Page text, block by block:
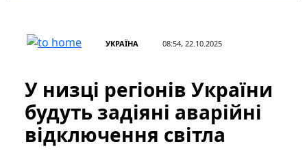
УКРАЇНА 08:54, 22.10.2025
У низці регіонів України
будуть задіяні аварійні
відключення світла